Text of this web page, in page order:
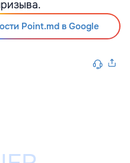
Point.md в Google